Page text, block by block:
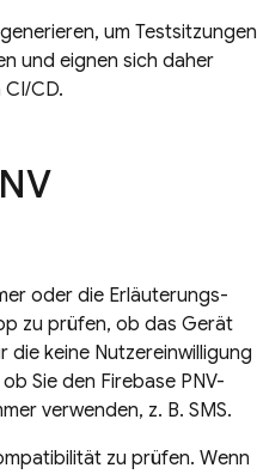
um Testsitzungen
und eignen sich daher
CD.
oder die Erläuterungs-
zu prüfen, ob das Gerät
keine Nutzereinwilligung
Sie den Firebase PNV-
verwenden, z. B. SMS.
zu prüfen. Wenn